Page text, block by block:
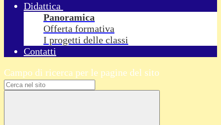
Didattica
Panoramica
Offerta formativa
I progetti delle classi
Contatti
Campo di ricerca per le pagine del sito